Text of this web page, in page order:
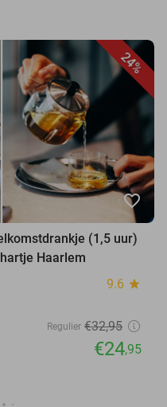
24%
favorite_border
(1,5 uur)
Haarlem
9.6 star
Regulier €32,95
€24,95